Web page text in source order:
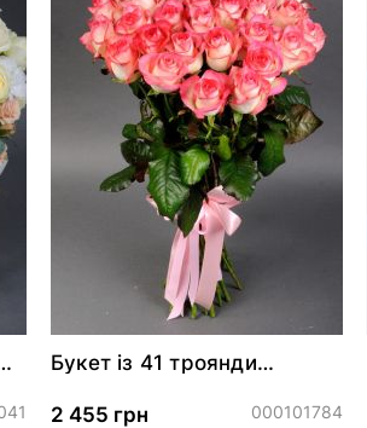
Букет із 41 троянди
2 455 грн
000101784